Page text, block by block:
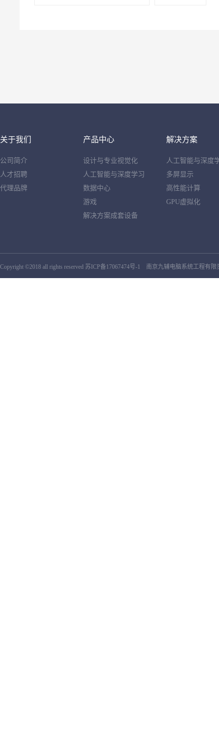
关于我们
公司简介
人才招聘
代理品牌
产品中心
设计与专业视觉化
人工智能与深度学习
数据中心
游戏
解决方案成套设备
解决方案
人工智能与深度
多屏显示
高性能计算
GPU虚拟化
Copyright ©2018 all rights reserved 苏ICP备17067474号-1 南京九辅电脑系统工程有